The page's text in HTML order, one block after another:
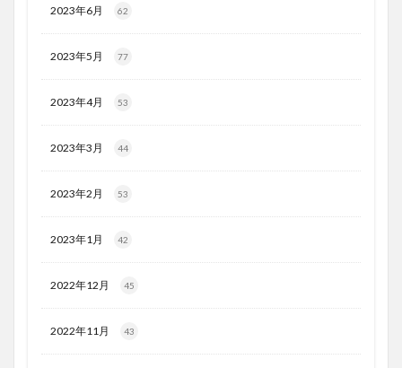
2023年6月 62
2023年5月 77
2023年4月 53
2023年3月 44
2023年2月 53
2023年1月 42
2022年12月 45
2022年11月 43